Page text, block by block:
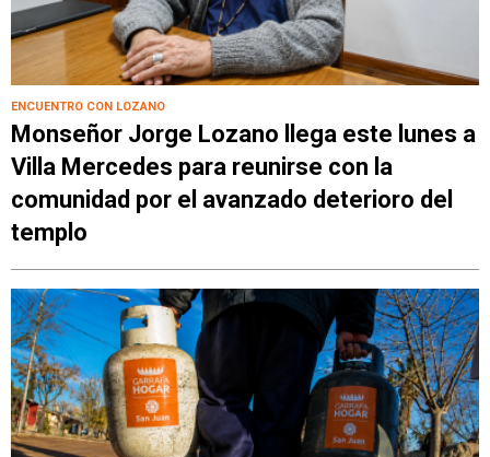
ENCUENTRO CON LOZANO
Monseñor Jorge Lozano llega este lunes a
Villa Mercedes para reunirse con la
comunidad por el avanzado deterioro del
templo